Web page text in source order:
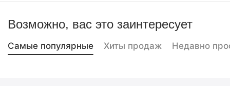
Возможно, вас это заинтересует
Самые популярные Хиты продаж Недавно